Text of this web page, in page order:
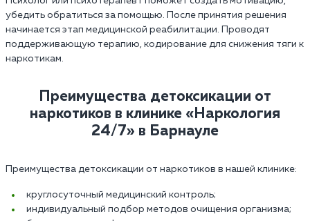
убедить обратиться за помощью. После принятия решения
начинается этап медицинской реабилитации. Проводят
поддерживающую терапию, кодирование для снижения тяги к
наркотикам.
Преимущества детоксикации от
наркотиков в клинике «Наркология
24/7» в Барнауле
Преимущества детоксикации от наркотиков в нашей клинике:
круглосуточный медицинский контроль;
индивидуальный подбор методов очищения организма;